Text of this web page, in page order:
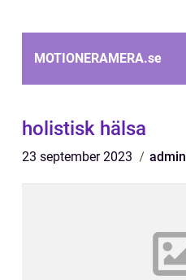
MOTIONERAMERA.se
holistisk hälsa
23 september 2023 admin